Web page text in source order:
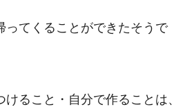
ってくることができたそうで
ること・自分で作ることは、